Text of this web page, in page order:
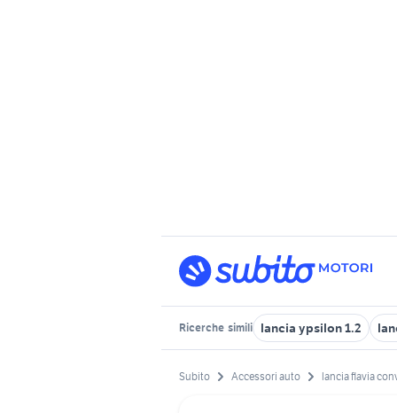
Ricerche simili lancia ypsilon 1.2
Subito Accessori auto lancia flavia